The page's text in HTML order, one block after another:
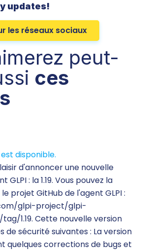
updates!
les réseaux sociaux
peut-
ces
est disponible.
d'annoncer une nouvelle
GLPI : la 1.19. Vous pouvez la
projet GitHub de l'agent GLPI :
glpi-project/glpi-
1.19. Cette nouvelle version
de sécurité suivantes : La version
quelques corrections de bugs et